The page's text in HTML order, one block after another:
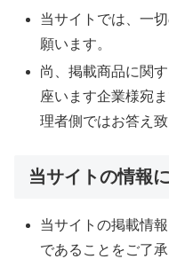
当サイトでは、一
願います。
尚、掲載商品に関
座います企業様宛
理者側ではお答え
当サイトの情報
当サイトの掲載情
であることをご了承